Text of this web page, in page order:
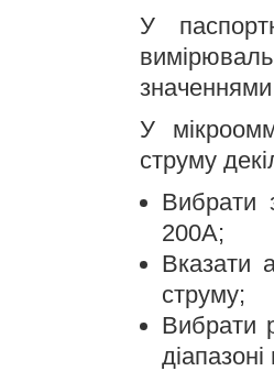
У
У
струму
Вибрати
200А;
Вказати
струму;
Вибрати